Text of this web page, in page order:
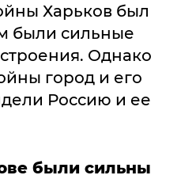
Харьков был
были сильные
Однако
город и его
Россию и ее
были сильны